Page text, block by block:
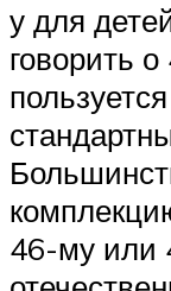
у для
говорить
46-му или